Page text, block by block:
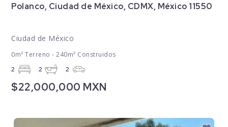
Polanco, Ciudad de México, CDMX, México 11550
Ciudad de México
0m² Terreno - 240m² Construidos
2 2 2
$22,000,000 MXN